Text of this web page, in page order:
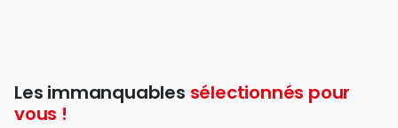
Les immanquables sélectionnés pour
vous !